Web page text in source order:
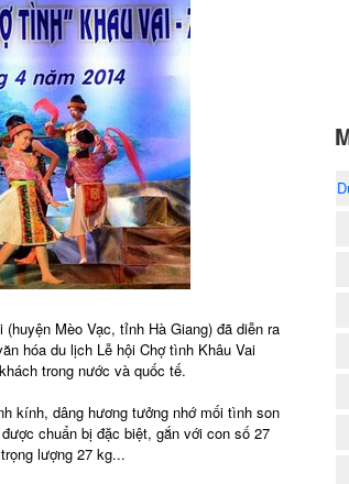
Mèo Vạc, tỉnh Hà Giang) đã diễn ra
hóa du lịch Lễ hội Chợ tình Khâu Vai
trong nước và quốc tế.
kính, dâng hương tưởng nhớ mối tình son
chuẩn bị đặc biệt, gắn với con số 27
lượng 27 kg...